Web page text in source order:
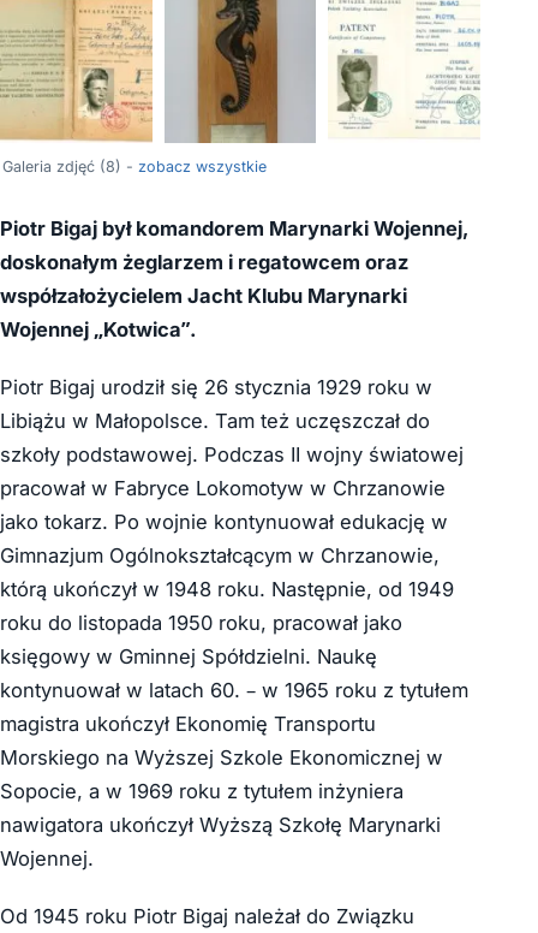
Galeria zdjęć (8) - zobacz wszystkie
Piotr Bigaj był komandorem Marynarki Wojennej,
doskonałym żeglarzem i regatowcem oraz
współzałożycielem Jacht Klubu Marynarki
Wojennej „Kotwica”.
Piotr Bigaj urodził się 26 stycznia 1929 roku w
Libiążu w Małopolsce. Tam też uczęszczał do
szkoły podstawowej. Podczas II wojny światowej
pracował w Fabryce Lokomotyw w Chrzanowie
jako tokarz. Po wojnie kontynuował edukację w
Gimnazjum Ogólnokształcącym w Chrzanowie,
którą ukończył w 1948 roku. Następnie, od 1949
roku do listopada 1950 roku, pracował jako
księgowy w Gminnej Spółdzielni. Naukę
kontynuował w latach 60. – w 1965 roku z tytułem
magistra ukończył Ekonomię Transportu
Morskiego na Wyższej Szkole Ekonomicznej w
Sopocie, a w 1969 roku z tytułem inżyniera
nawigatora ukończył Wyższą Szkołę Marynarki
Wojennej.
Od 1945 roku Piotr Bigaj należał do Związku